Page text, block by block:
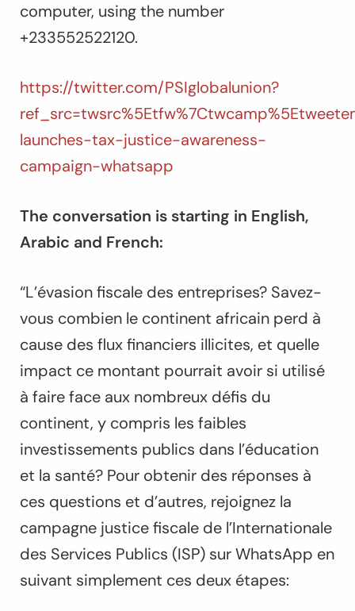
computer, using the number
+233552522120.
https://twitter.com/PSIglobalunion?
launches-tax-justice-awareness-
campaign-whatsapp
The conversation is starting in English,
Arabic and French:
“L’évasion fiscale des entreprises? Savez-
vous combien le continent africain perd à
cause des flux financiers illicites, et quelle
impact ce montant pourrait avoir si utilisé
à faire face aux nombreux défis du
continent, y compris les faibles
investissements publics dans l’éducation
et la santé? Pour obtenir des réponses à
ces questions et d’autres, rejoignez la
campagne justice fiscale de l’Internationale
des Services Publics (ISP) sur WhatsApp en
suivant simplement ces deux étapes: